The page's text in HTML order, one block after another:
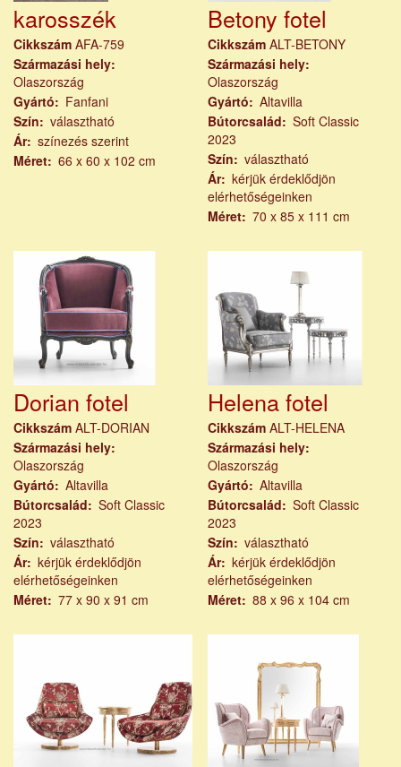
karosszék
Cikkszám AFA-759
Származási hely
Olaszország
Gyártó
Fanfani
Szín
választható
Ár színezés szerint
Méret 66 x 60 x 102 cm
Betony fotel
Cikkszám ALT-BETONY
Származási hely
Olaszország
Gyártó
Altavilla
Bútorcsalád
Soft Classic
2023
Szín
választható
Ár
kérjük érdeklődjön
elérhetőségeinken
Méret
70 x 85 x 111 cm
Dorian fotel
Cikkszám ALT-DORIAN
Származási hely
Olaszország
Gyártó
Altavilla
Bútorcsalád
Soft Classic
2023
Szín
választható
Ár kérjük érdeklődjön
elérhetőségeinken
Méret 77 x 90 x 91 cm
Helena fotel
Cikkszám ALT-HELENA
Származási hely
Olaszország
Gyártó
Altavilla
Bútorcsalád
Soft Classic
2023
Szín
választható
Ár
kérjük érdeklődjön
elérhetőségeinken
Méret
88 x 96 x 104 cm